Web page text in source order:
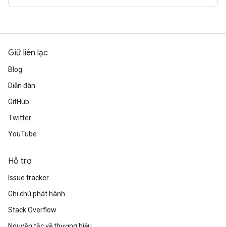
Giữ liên lạc
Blog
Diễn đàn
GitHub
Twitter
YouTube
Hỗ trợ
Issue tracker
Ghi chú phát hành
Stack Overflow